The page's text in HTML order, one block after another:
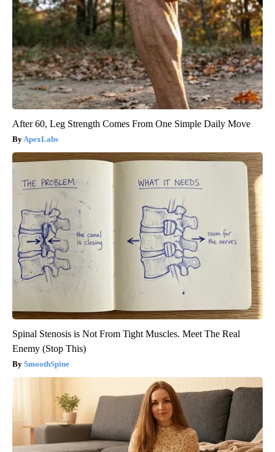
After 60, Leg Strength Comes From One Simple Daily Move
ApexLabs
Spinal Stenosis is Not From Tight Muscles. Meet The Real
Enemy (Stop This)
SmoothSpine